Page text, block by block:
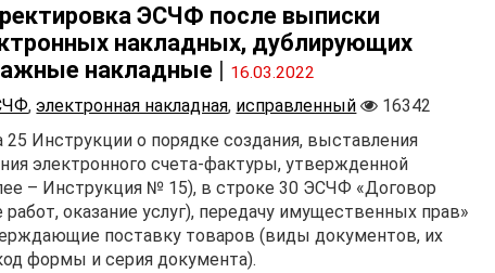
ЭСЧФ после выписки
накладных, дублирующих
накладные | 16.03.2022
,электронная накладная, исправленный
16342
25 Инструкции о порядке создания, выставления
электронного счета-фактуры, утвержденной
– Инструкция № 15), в строке 30 ЭСЧФ «Договор
оказание услуг), передачу имущественных прав»
поставку товаров (виды документов, их
формы и серия документа).